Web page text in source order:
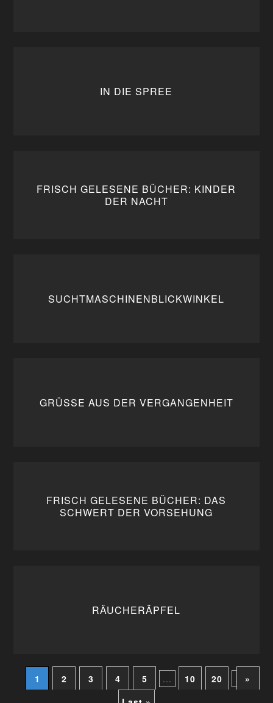
IN DIE SPREE
FRISCH GELESENE BÜCHER: KINDER
DER NACHT
SUCHTMASCHINENBLICKWINKEL
GRÜSSE AUS DER VERGANGENHEIT
FRISCH GELESENE BÜCHER: DAS
SCHWERT DER VORSEHUNG
RÄUCHERÄPFEL
1 2 3 4 5 ... 10 20 ... »